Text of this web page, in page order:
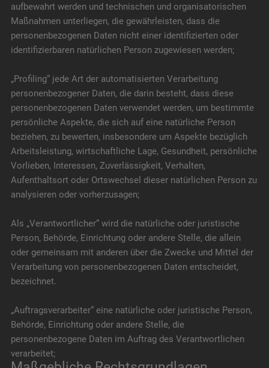
aufbewahrt werden und technischen und organisatorischen
Maßnahmen unterliegen, die gewährleisten, dass die
personenbezogenen Daten nicht einer identifizierten oder
identifizierbaren natürlichen Person zugewiesen werden;
„Profiling“ jede Art der automatisierten Verarbeitung
personenbezogener Daten, die darin besteht, dass diese
personenbezogenen Daten verwendet werden, um bestimmte
persönliche Aspekte, die sich auf eine natürliche Person
beziehen, zu bewerten, insbesondere um Aspekte bezüglich
Arbeitsleistung, wirtschaftliche Lage, Gesundheit, persönliche
Vorlieben, Interessen, Zuverlässigkeit, Verhalten,
Aufenthaltsort oder Ortswechsel dieser natürlichen Person zu
analysieren oder vorherzusagen;
Als „Verantwortlicher“ wird die natürliche oder juristische
Person, Behörde, Einrichtung oder andere Stelle, die allein
oder gemeinsam mit anderen über die Zwecke und Mittel der
Verarbeitung von personenbezogenen Daten entscheidet,
bezeichnet.
„Auftragsverarbeiter“ eine natürliche oder juristische Person,
Behörde, Einrichtung oder andere Stelle, die
personenbezogene Daten im Auftrag des Verantwortlichen
verarbeitet;